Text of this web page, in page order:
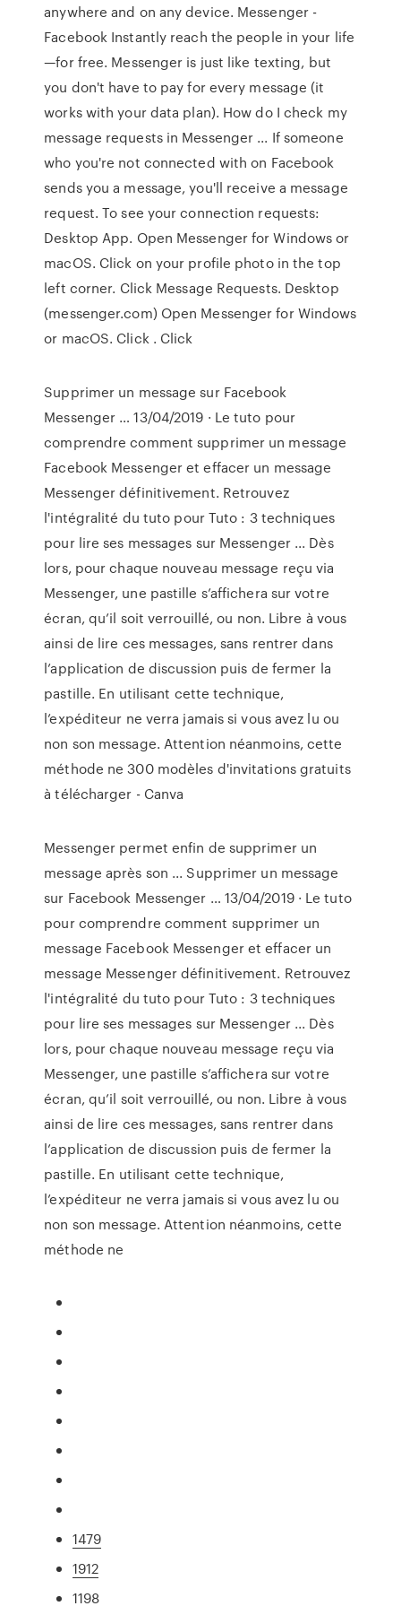
anywhere and on any device. Messenger -
Facebook Instantly reach the people in your life
—for free. Messenger is just like texting, but
you don't have to pay for every message (it
works with your data plan). How do I check my
message requests in Messenger ... If someone
who you're not connected with on Facebook
sends you a message, you'll receive a message
request. To see your connection requests:
Desktop App. Open Messenger for Windows or
macOS. Click on your profile photo in the top
left corner. Click Message Requests. Desktop
(messenger.com) Open Messenger for Windows
or macOS. Click . Click
Supprimer un message sur Facebook
Messenger … 13/04/2019 · Le tuto pour
comprendre comment supprimer un message
Facebook Messenger et effacer un message
Messenger définitivement. Retrouvez
l'intégralité du tuto pour Tuto : 3 techniques
pour lire ses messages sur Messenger ... Dès
lors, pour chaque nouveau message reçu via
Messenger, une pastille s’affichera sur votre
écran, qu’il soit verrouillé, ou non. Libre à vous
ainsi de lire ces messages, sans rentrer dans
l’application de discussion puis de fermer la
pastille. En utilisant cette technique,
l’expéditeur ne verra jamais si vous avez lu ou
non son message. Attention néanmoins, cette
méthode ne 300 modèles d'invitations gratuits
à télécharger - Canva
Messenger permet enfin de supprimer un
message après son ... Supprimer un message
sur Facebook Messenger … 13/04/2019 · Le tuto
pour comprendre comment supprimer un
message Facebook Messenger et effacer un
message Messenger définitivement. Retrouvez
l'intégralité du tuto pour Tuto : 3 techniques
pour lire ses messages sur Messenger ... Dès
lors, pour chaque nouveau message reçu via
Messenger, une pastille s’affichera sur votre
écran, qu’il soit verrouillé, ou non. Libre à vous
ainsi de lire ces messages, sans rentrer dans
l’application de discussion puis de fermer la
pastille. En utilisant cette technique,
l’expéditeur ne verra jamais si vous avez lu ou
non son message. Attention néanmoins, cette
méthode ne
1479
1912
1198